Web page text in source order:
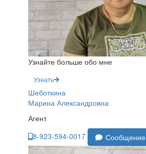
Узнайте больше обо мне
Узнать
Шеботкина
Марина Александровна
Агент
8-923-594-0017
Сообщение